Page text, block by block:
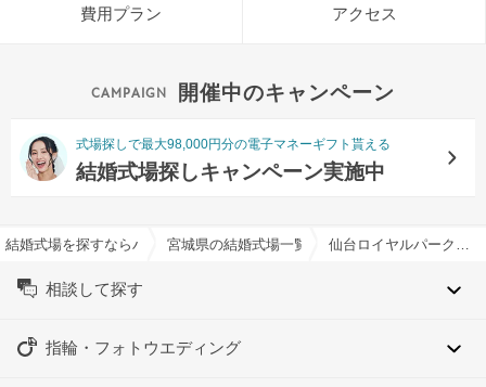
費用プラン アクセス
開催中のキャンペーン
式場探しで最大98,000円分の電子マネーギフト貰える
結婚式場探しキャンペーン実施中
結婚式場を探すならハナユメ宮城県の結婚式場一覧
相談して探す
指輪・フォトウエディング